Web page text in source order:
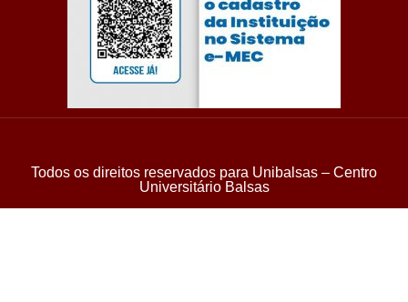
Todos os direitos reservados para Unibalsas – Centro
Universitário Balsas